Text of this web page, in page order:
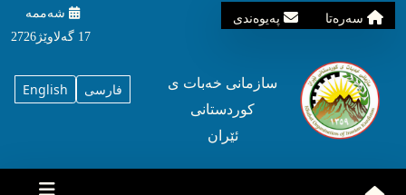
سه‌ره‌تا په‌یوه‌ندی
شه‌ممه‌
17 گه‌لاوێژ2726
English فارسی
سازمانی خه‌بات ی
کوردستانی
ئێران